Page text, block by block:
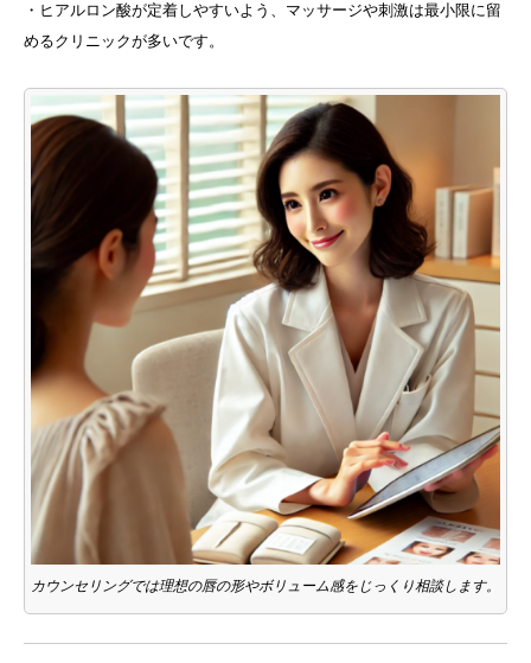
・ヒアルロン酸が定着しやすいよう、マッサージや刺激は最小限に留
めるクリニックが多いです。
カウンセリングでは理想の唇の形やボリューム感をじっくり相談します。